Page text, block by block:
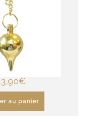
€
au panier